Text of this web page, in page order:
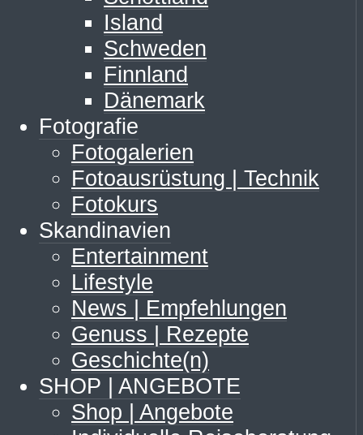
Island
Schweden
Finnland
Dänemark
Fotografie
Fotogalerien
Fotoausrüstung | Technik
Fotokurs
Skandinavien
Entertainment
Lifestyle
News | Empfehlungen
Genuss | Rezepte
Geschichte(n)
SHOP | ANGEBOTE
Shop | Angebote